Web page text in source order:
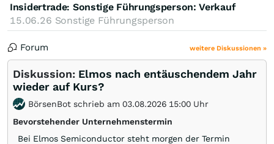
Insidertrade: Sonstige Führungsperson: Verkauf
15.06.26 Sonstige Führungsperson
Forum weitere Diskussionen »
Diskussion: Elmos nach entäuschendem Jahr
wieder auf Kurs?
BörsenBot schrieb am 03.08.2026 15:00 Uhr
Bevorstehender Unternehmenstermin
Bei Elmos Semiconductor steht morgen der Termin